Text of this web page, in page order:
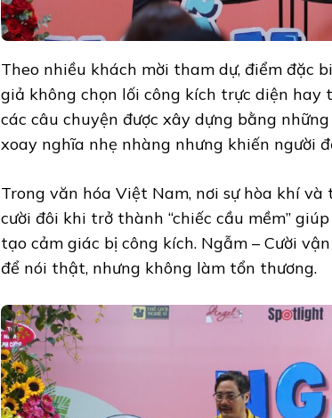
Theo nhiều khách mời tham dự, điểm đặc
giả không chọn lối công kích trực diện hay
các câu chuyện được xây dựng bằng
xoay nghĩa nhẹ nhàng nhưng khiến người
Trong văn hóa Việt Nam, nơi sự hòa khí
cười đôi khi trở thành “chiếc cầu mềm”
tạo cảm giác bị công kích. Ngẫm – Cười
để nói thật, nhưng không làm tổn thương.